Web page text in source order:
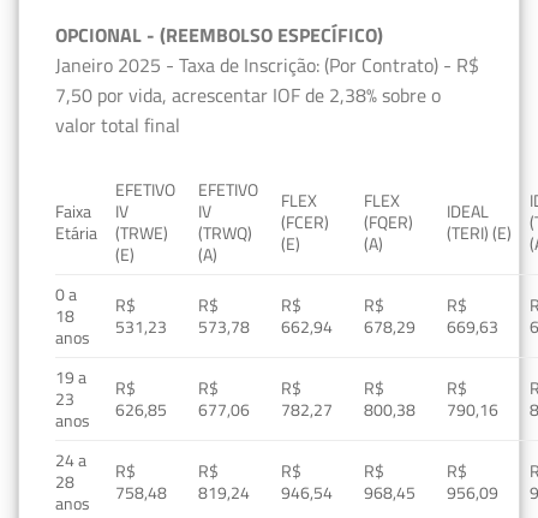
OPCIONAL - (REEMBOLSO ESPECÍFICO)
Janeiro 2025 - Taxa de Inscrição: (Por Contrato) - R$
7,50 por vida, acrescentar IOF de 2,38% sobre o
valor total final
Faixa
Etária
EFETIVO
IV
(TRWE)
(E)
EFETIVO
IV
(TRWQ)
(A)
FLEX
(FCER)
(E)
FLEX
(FQER)
(A)
IDEAL
(TERI) (E)
0 a
18
anos
R$
531,23
R$
573,78
R$
662,94
R$
678,29
R$
669,63
19 a
23
anos
R$
626,85
R$
677,06
R$
782,27
R$
800,38
R$
790,16
24 a
28
anos
R$
758,48
R$
819,24
R$
946,54
R$
968,45
R$
956,09